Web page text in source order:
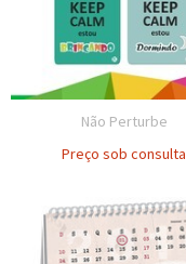
Não Perturbe
Preço sob consulta